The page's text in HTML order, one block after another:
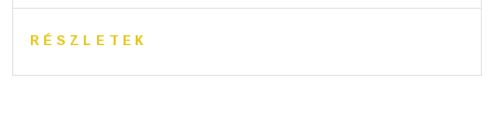
RÉSZLETEK